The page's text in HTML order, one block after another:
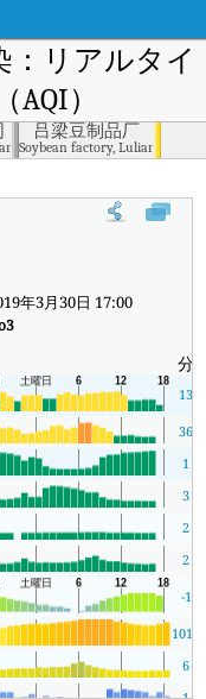
：リアルタイ
）
吕梁豆制品厂
Soybean factory, Luliang
局のリアルタイム大気汚染指
年3月30日 17:00
分
13
36
1
3
2
2
-1
1010
6